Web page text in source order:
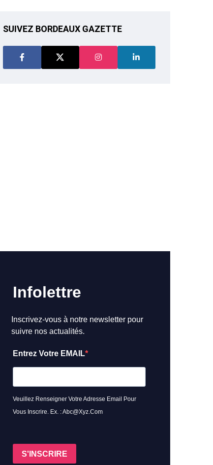
SUIVEZ BORDEAUX GAZETTE
Infolettre
Inscrivez-vous à notre newsletter pour
suivre nos actualités.
Entrez Votre EMAIL
Veuillez Renseigner Votre Adresse Email Pour
Vous Inscrire. Ex. : Abc@xyz.com
S'INSCRIRE